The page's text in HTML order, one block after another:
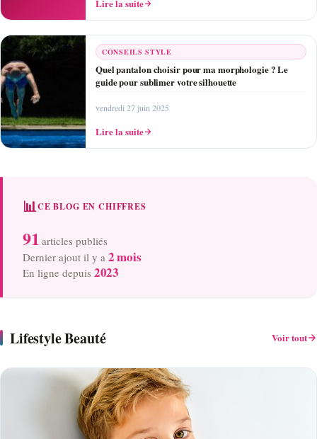
Lire la suite
CONSEILS STYLE
Quel pantalon choisir pour ma morphologie ? Le
guide pour sublimer votre silhouette
vendredi 27 juin 2025
Lire la suite
📊CE BLOG EN CHIFFRES
91 articles publiés
Dernier ajout il y a 2 mois
En ligne depuis 2023
Lifestyle Beauté Voir tout